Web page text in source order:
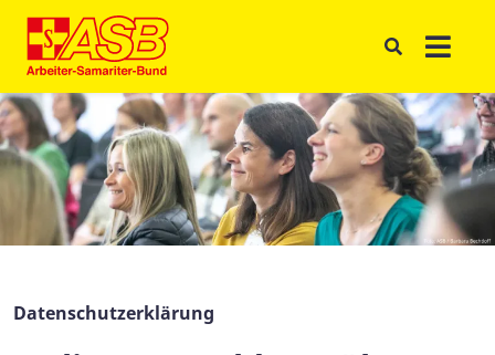
Datenschutzerklärung